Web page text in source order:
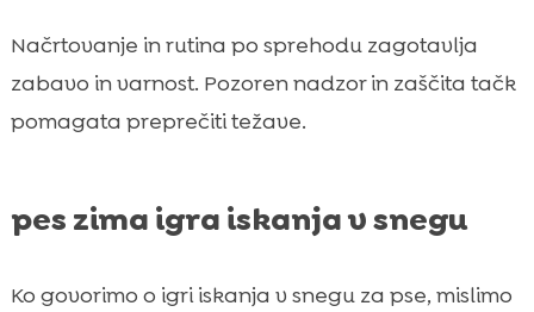
Načrtovanje in rutina po sprehodu zagotavlja
zabavo in varnost. Pozoren nadzor in zaščita tačk
pomagata preprečiti težave.
pes zima igra iskanja v snegu
Ko govorimo o igri iskanja v snegu za pse, mislimo